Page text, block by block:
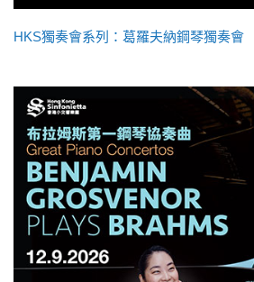
HKS獨奏會系列：葛羅夫納鋼琴獨奏會